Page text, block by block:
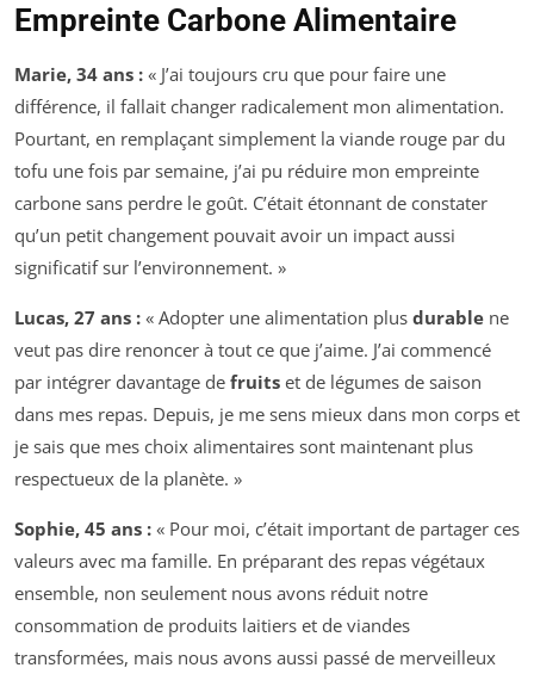
Empreinte Carbone Alimentaire
Marie, 34 ans : « J’ai toujours cru que pour faire une
différence, il fallait changer radicalement mon alimentation.
Pourtant, en remplaçant simplement la viande rouge par du
tofu une fois par semaine, j’ai pu réduire mon empreinte
carbone sans perdre le goût. C’était étonnant de constater
qu’un petit changement pouvait avoir un impact aussi
significatif sur l’environnement. »
Lucas, 27 ans : « Adopter une alimentation plus durable ne
veut pas dire renoncer à tout ce que j’aime. J’ai commencé
par intégrer davantage de fruits et de légumes de saison
dans mes repas. Depuis, je me sens mieux dans mon corps et
je sais que mes choix alimentaires sont maintenant plus
respectueux de la planète. »
Sophie, 45 ans : « Pour moi, c’était important de partager ces
valeurs avec ma famille. En préparant des repas végétaux
ensemble, non seulement nous avons réduit notre
consommation de produits laitiers et de viandes
transformées, mais nous avons aussi passé de merveilleux